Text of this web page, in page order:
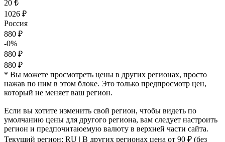
20 ₺
1026 ₽
Россия
880 ₽
-0%
880 ₽
880 ₽
* Вы можете просмотреть цены в других регионах, просто
нажав по ним в этом блоке. Это только предпросмотр цен,
который не меняет ваш регион.
Если вы хотите изменить свой регион, чтобы видеть по
умолчанию цены для другого региона, вам следует настроить
регион и предпочитаюемую валюту в верхней части сайта.
Текущий регион: RU | В других регионах цена от 90 ₽ (без